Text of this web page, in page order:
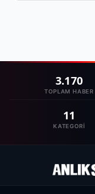
3.170
TOPLAM HABER
11
KATEGORI